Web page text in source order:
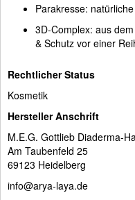
Parakresse:
3D-Complex: aus
& Schutz vor einer
Rechtlicher Status
Kosmetik
Hersteller Anschrift
M.E.G. Gottlieb Diaderma-
Am Taubenfeld 25
69123 Heidelberg
info@arya-laya.de